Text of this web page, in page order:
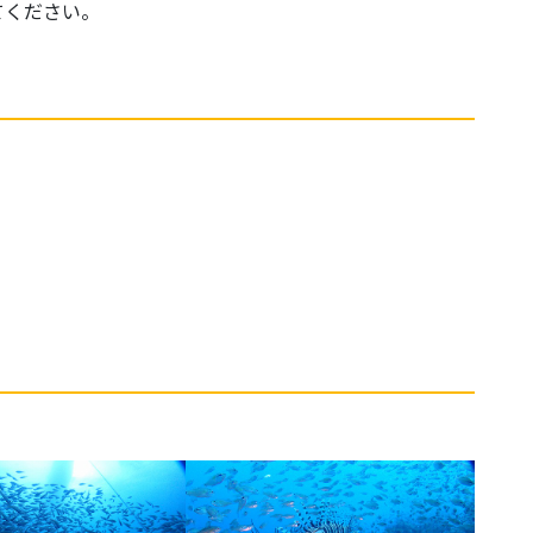
ださい。